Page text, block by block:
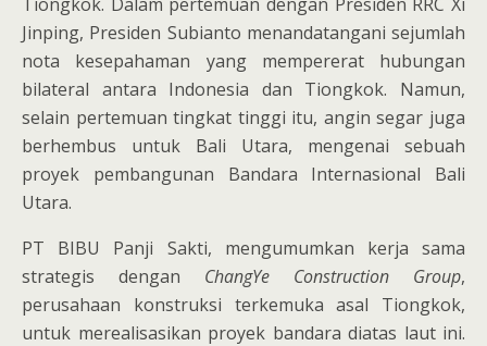
Jinping, Presiden Subianto menandatangani sejumlah
nota kesepahaman yang mempererat hubungan
bilateral antara Indonesia dan Tiongkok. Namun,
selain pertemuan tingkat tinggi itu, angin segar juga
berhembus untuk Bali Utara, mengenai sebuah
proyek pembangunan Bandara Internasional Bali
Utara.
PT BIBU Panji Sakti, mengumumkan kerja sama
strategis dengan ChangYe Construction Group,
perusahaan konstruksi terkemuka asal Tiongkok,
untuk merealisasikan proyek bandara diatas laut ini.